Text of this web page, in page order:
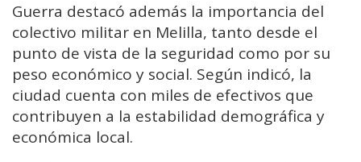
Guerra destacó además la importancia del
colectivo militar en Melilla, tanto desde el
punto de vista de la seguridad como por su
peso económico y social. Según indicó, la
ciudad cuenta con miles de efectivos que
contribuyen a la estabilidad demográfica y
económica local.